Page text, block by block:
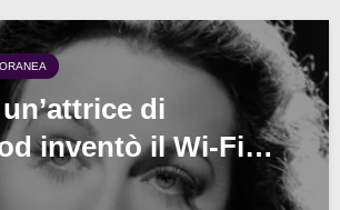
di
inventò il Wi-Fi…